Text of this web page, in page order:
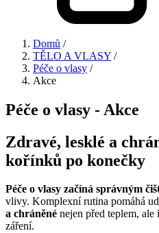
Domů /
TĚLO A VLASY /
Péče o vlasy /
Akce
Péče o vlasy - Akce
Zdravé, lesklé a
kořínků po konečky
Péče o vlasy začíná správným
vlivy. Komplexní rutina pomáhá
a chráněné nejen před teplem,
záření.